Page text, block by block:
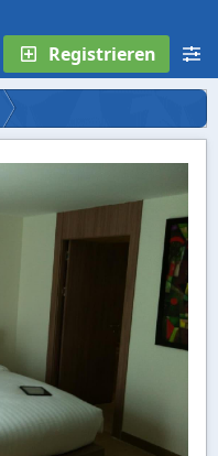
Registrieren